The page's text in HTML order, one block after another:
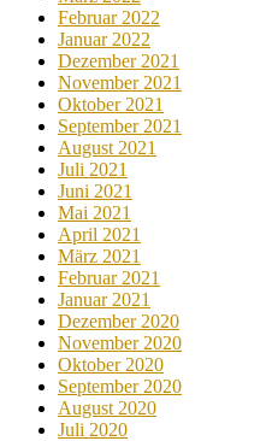
Februar 2022
Januar 2022
Dezember 2021
November 2021
Oktober 2021
September 2021
August 2021
Juli 2021
Juni 2021
Mai 2021
April 2021
März 2021
Februar 2021
Januar 2021
Dezember 2020
November 2020
Oktober 2020
September 2020
August 2020
Juli 2020